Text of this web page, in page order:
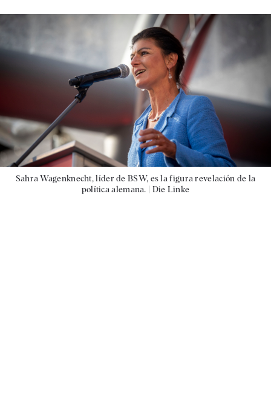
Sahra Wagenknecht, líder de BSW, es la figura revelación de la
política alemana. | Die Linke